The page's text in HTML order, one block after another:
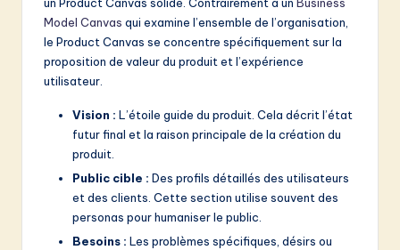
o
Model Canvas qui examine l’ensemble de l’organisation,
le Product Canvas se concentre spécifiquement sur la
proposition de valeur du produit et l’expérience
utilisateur.
Vision : L’étoile guide du produit. Cela décrit l’état
futur final et la raison principale de la création du
produit.
Public cible : Des profils détaillés des utilisateurs
et des clients. Cette section utilise souvent des
personas pour humaniser le public.
Besoins : Les problèmes spécifiques, désirs ou